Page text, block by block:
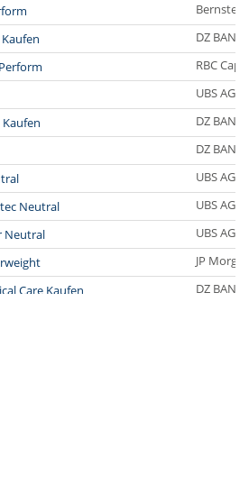
DZ BANK
RBC
UBS AG
DZ BANK
DZ BANK
UBS AG
Neutral
UBS AG
Neutral
UBS AG
JP
Care Kaufen
DZ BANK